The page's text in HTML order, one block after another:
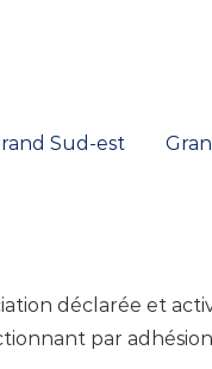
Sud-est
déclarée et
par